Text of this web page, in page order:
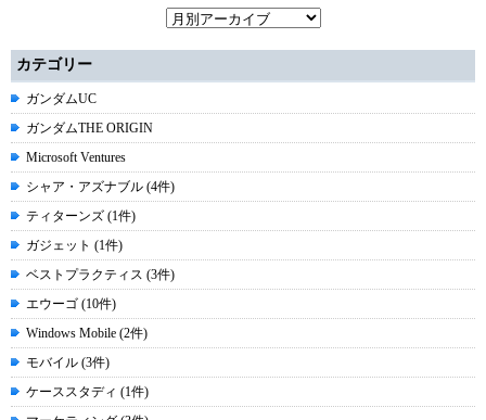
カテゴリー
ガンダムUC
ガンダムTHE ORIGIN
Microsoft Ventures
シャア・アズナブル (4件)
ティターンズ (1件)
ガジェット (1件)
ベストプラクティス (3件)
エウーゴ (10件)
Windows Mobile (2件)
モバイル (3件)
ケーススタディ (1件)